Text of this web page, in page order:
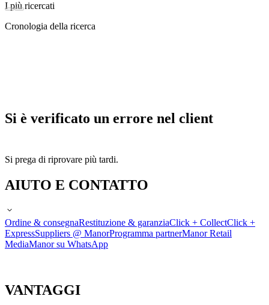
I più ricercati
Cronologia della ricerca
Si è verificato un errore nel client
Si prega di riprovare più tardi.
AIUTO E CONTATTO
Ordine & consegnaRestituzione & garanziaClick + CollectClick +
ExpressSuppliers @ ManorProgramma partnerManor Retail
MediaManor su WhatsApp
VANTAGGI